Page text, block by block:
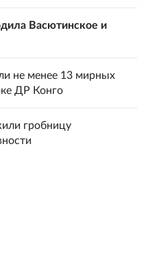
Васютинское и
не менее 13 мирных
ДР Конго
гробницу